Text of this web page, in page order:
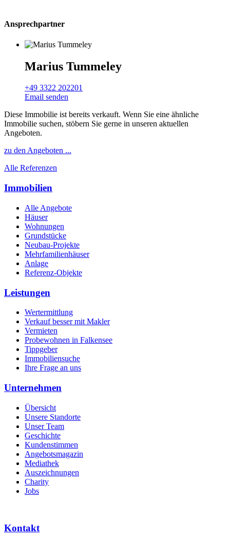
Ansprechpartner
Marius Tummeley
+49 3322 202201
Email senden
Diese Immobilie ist bereits verkauft. Wenn Sie eine ähnliche
Immobilie suchen, stöbern Sie gerne in unseren aktuellen
Angeboten.
zu den Angeboten ...
Alle Referenzen
Immobilien
Alle Angebote
Häuser
Wohnungen
Grundstücke
Neubau-Projekte
Mehrfamilienhäuser
Anlage
Referenz-Objekte
Leistungen
Wertermittlung
Verkauf besser mit Makler
Vermieten
Probewohnen in Falkensee
Tippgeber
Immobiliensuche
Ihre Frage an uns
Unternehmen
Übersicht
Unsere Standorte
Unser Team
Geschichte
Kundenstimmen
Angebotsmagazin
Mediathek
Auszeichnungen
Charity
Jobs
Kontakt